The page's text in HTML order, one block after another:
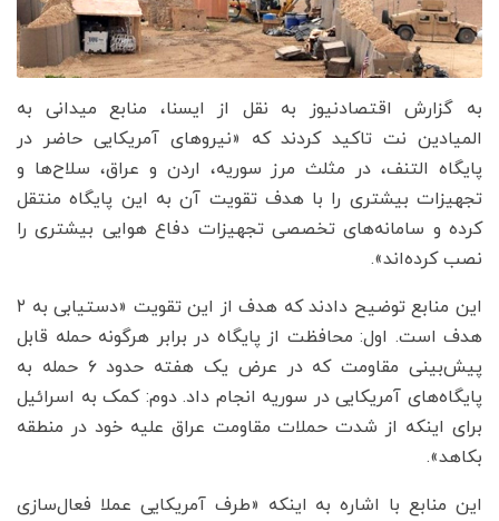
به گزارش اقتصادنیوز به نقل از ایسنا، منابع میدانی به
المیادین نت تاکید کردند که «نیروهای آمریکایی حاضر در
پایگاه التنف، در مثلث مرز سوریه، اردن و عراق، سلاح‌ها و
تجهیزات بیشتری را با هدف تقویت آن به این پایگاه منتقل
کرده و سامانه‌های تخصصی تجهیزات دفاع هوایی بیشتری را
نصب کرده‌اند».
این منابع توضیح دادند که هدف از این تقویت «دستیابی به ۲
هدف است. اول: محافظت از پایگاه در برابر هرگونه حمله قابل
پیش‌بینی مقاومت که در عرض یک هفته حدود ۶ حمله به
پایگاه‌های آمریکایی در سوریه انجام داد. دوم: کمک به اسرائیل
برای اینکه از شدت حملات مقاومت عراق علیه خود در منطقه
بکاهد».
این منابع با اشاره به اینکه «طرف آمریکایی عملا فعال‌سازی